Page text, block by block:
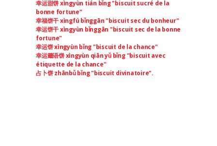
幸运甜饼 xìngyùn tián bǐng "biscuit sucré de la
bonne fortune"
幸福饼干 xìngfú bǐnggān "biscuit sec du bonheur"
幸运饼干 xìngyùn bǐnggān "biscuit sec de la bonne
fortune"
幸运饼 xìngyùn bǐng "biscuit de la chance"
幸运籤语饼 xìngyùn qiān yǔ bǐng "biscuit avec
étiquette de la chance"
占卜饼 zhānbǔ bǐng "biscuit divinatoire".